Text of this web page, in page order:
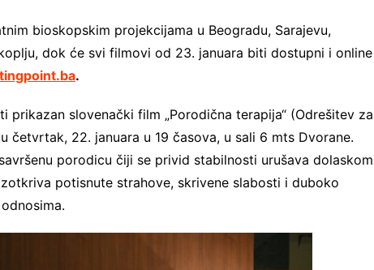
bioskopskim projekcijama u Beogradu, Sarajevu,
dok će svi filmovi od 23. januara biti dostupni i online
.
prikazan slovenački film „Porodična terapija“ (Odrešitev za
četvrtak, 22. januara u 19 časova, u sali 6 mts Dvorane.
porodicu čiji se privid stabilnosti urušava dolaskom
potisnute strahove, skrivene slabosti i duboko